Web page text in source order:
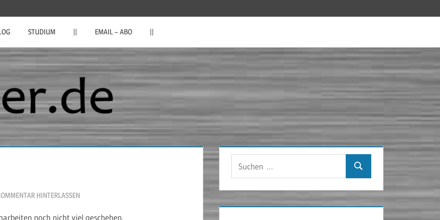
STUDIUM || EMAIL – ABO ||
HINTERLASSEN
noch nicht viel geschehen.
Suchen